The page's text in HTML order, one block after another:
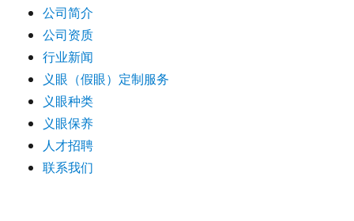
公司简介
公司资质
行业新闻
义眼（假眼）定制服务
义眼种类
义眼保养
人才招聘
联系我们